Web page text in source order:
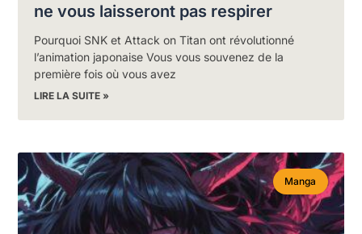
ne vous laisseront pas respirer
Pourquoi SNK et Attack on Titan ont révolutionné
l’animation japonaise Vous vous souvenez de la
première fois où vous avez
LIRE LA SUITE »
Manga